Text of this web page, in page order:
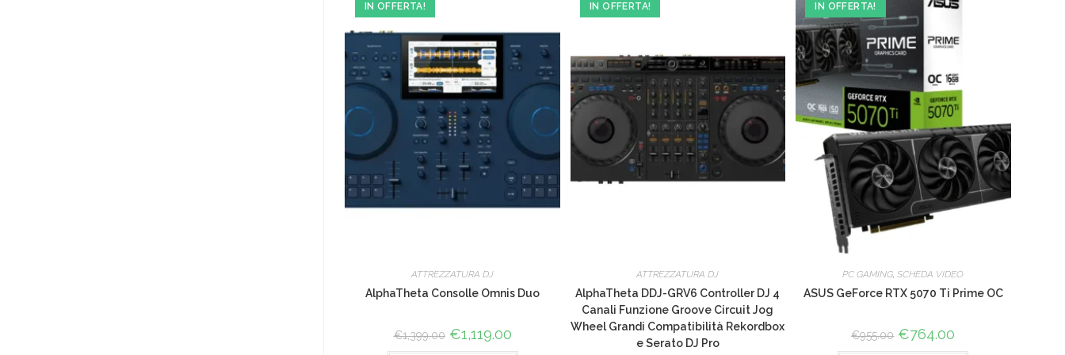
IN OFFERTA!
ATTREZZATURA DJ
AlphaTheta Consolle Omnis Duo
€1,399.00 Il
prezzo
€1,119.00Il
IN OFFERTA!
ATTREZZATURA DJ
AlphaTheta DDJ-GRV6 Controller DJ 4
Canali Funzione Groove Circuit Jog
Wheel Grandi Compatibilità Rekordbox
e Serato DJ Pro
IN OFFERTA!
PC GAMING,SCHEDA VIDEO
ASUS GeForce RTX 5070 Ti Prime OC
€955.00 Il
prezzo
€764.00